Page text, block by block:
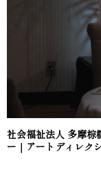
社会福祉法人 多摩棕
ー｜アートディレク